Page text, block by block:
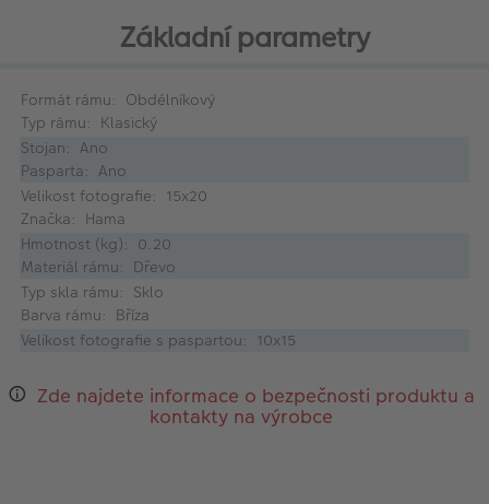
Základní parametry
Formát rámu: Obdélníkový
Typ rámu: Klasický
Stojan: Ano
Pasparta: Ano
Velikost fotografie: 15x20
Značka: Hama
Hmotnost (kg): 0.20
Materiál rámu: Dřevo
Typ skla rámu: Sklo
Barva rámu: Bříza
Velikost fotografie s paspartou: 10x15
Zde najdete informace o bezpečnosti produktu a
kontakty na výrobce